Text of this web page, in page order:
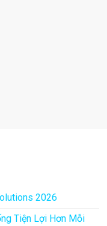
2026
Tiện Lợi Hơn Mỗi